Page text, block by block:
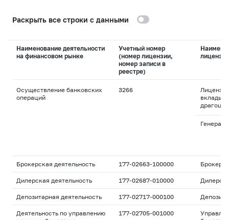
Раскрыть все строки с данными
Наименование деятельности
на финансовом рынке
Учетный номер
(номер лицензии,
номер записи в
реестре)
лицензии
Осуществление банковских
операций
3266
вклады
Брокерская деятельность 177-02663-100000
Дилерская деятельность 177-02687-010000
Депозитарная деятельность 177-02717-000100
Деятельность по управлению
177-02705-001000